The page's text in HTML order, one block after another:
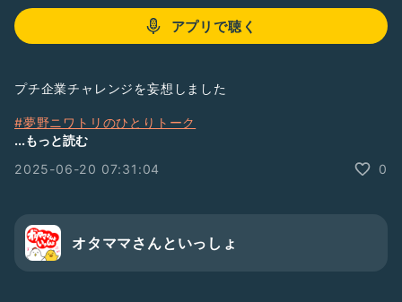
アプリで聴く
プチ企業チャレンジを妄想しました
#夢野ニワトリのひとりトーク
#ひとり語
#202506にわとり
...もっと読む
2025-06-20 07:31:04
0
オタママさんといっしょ